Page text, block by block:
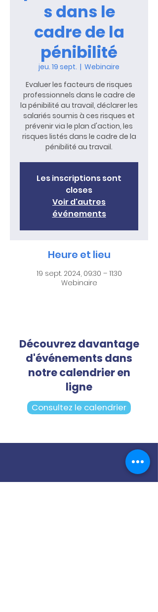
s dans le
cadre de la
pénibilité
jeu. 19 sept.
  |
Webinaire
Evaluer les facteurs de risques
professionnels dans le cadre de
la pénibilité au travail, déclarer les
salariés soumis à ces risques et
prévenir via le plan d'action, les
risques listés dans le cadre de la
pénibilité au travail.
Les inscriptions sont
closes
Voir d'autres
événements
Heure et lieu
19 sept. 2024, 09:30 – 11:30
Webinaire
Découvrez davantage
d'événements dans
notre calendrier en
ligne
Consultez le calendrier